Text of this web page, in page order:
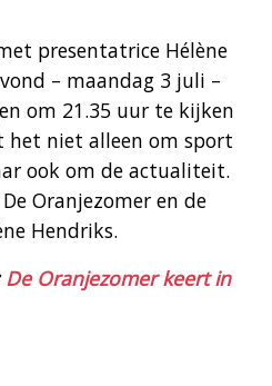
presentatrice Hélène
– maandag 3 juli –
om 21.35 uur te kijken
het niet alleen om sport
ook om de actualiteit.
Oranjezomer en de
Hendriks.
De Oranjezomer keert in